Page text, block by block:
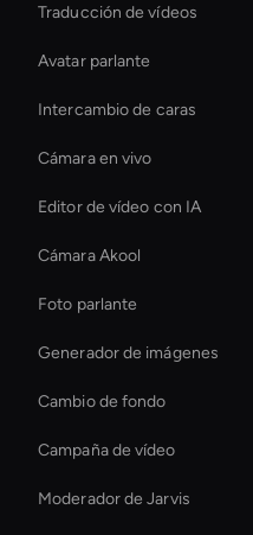
Traducción de vídeos
Avatar parlante
Intercambio de caras
Cámara en vivo
Editor de vídeo con IA
Cámara Akool
Foto parlante
Generador de imágenes
Cambio de fondo
Campaña de vídeo
Moderador de Jarvis